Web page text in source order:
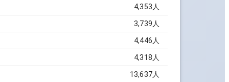
4,353 人
3,739 人
4,446 人
4,318 人
13,637人